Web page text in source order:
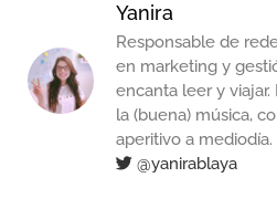
Yanira
Responsable de
en marketing y
encanta leer y
la (buena) música,
aperitivo a mediodía.
@yanirablaya